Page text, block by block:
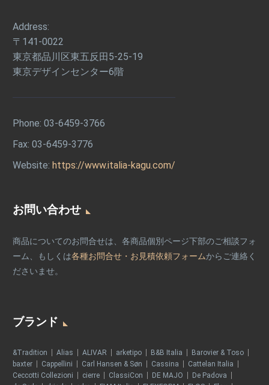
Address:
〒141-0022
東京都品川区東五反田5-25-19
東京デザインセンター6階
Phone: 03-6459-3766
Fax: 03-6459-3776
Website: https://www.italia-kagu.com/
お問い合わせ
商品についてのお問合せは、各商品個別ページ下部のご相談フォ
ーム、もしくは各種お問合せ・お見積依頼フォームからご連絡く
ださいませ。
ブランド
&Tradition Alias ALIVAR arketipo B&B Italia
Barovier & Toso
baxter
Cappellini Carl Hansen & Søn Cassina
Cattelan Italia
Ceccotti Collezioni
cierre ClassiCon DE MAJO
De Padova